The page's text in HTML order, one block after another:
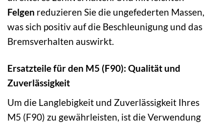
Felgen reduzieren Sie die ungefederten Massen,
was sich positiv auf die Beschleunigung und das
Bremsverhalten auswirkt.
Ersatzteile für den M5 (F90): Qualität und
Zuverlässigkeit
Um die Langlebigkeit und Zuverlässigkeit Ihres
M5 (F90) zu gewährleisten, ist die Verwendung